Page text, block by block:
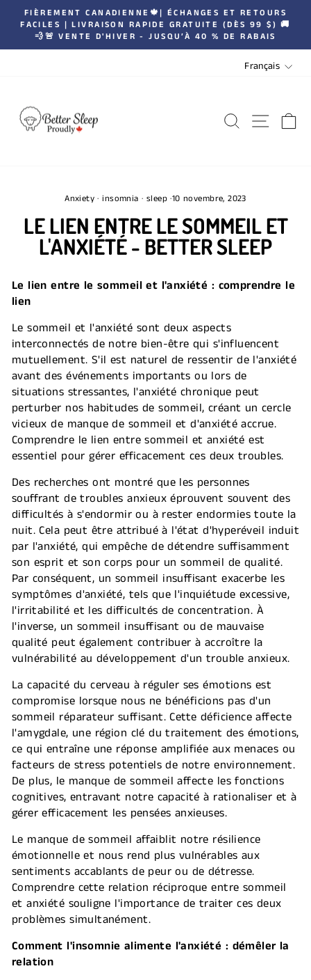
Passer
contenu
Diaporama
Pause
FIÈREMENT CANADIENNE🍁| ÉCHANGES ET RETOURS
FACILES | LIVRAISON RAPIDE GRATUITE (DÈS 99 $) 🚚
💨🚨 VENTE D'HIVER - JUSQU’À 40 % DE RABAIS
LANGUE
Français
Anxiety ·insomnia · sleep·10 novembre, 2023
LE LIEN ENTRE LE SOMMEIL ET
L'ANXIÉTÉ - BETTER SLEEP
Le lien entre le sommeil et l'anxiété : comprendre le
lien
Le sommeil et l'anxiété sont deux aspects
interconnectés de notre bien-être qui s'influencent
mutuellement. S'il est naturel de ressentir de l'anxiété
avant des événements importants ou lors de
situations stressantes, l'anxiété chronique peut
perturber nos habitudes de sommeil, créant un cercle
vicieux de manque de sommeil et d'anxiété accrue.
Comprendre le lien entre sommeil et anxiété est
essentiel pour gérer efficacement ces deux troubles.
Des recherches ont montré que les personnes
souffrant de troubles anxieux éprouvent souvent des
difficultés à s'endormir ou à rester endormies toute la
nuit. Cela peut être attribué à l'état d'hyperéveil induit
par l'anxiété, qui empêche de détendre suffisamment
son esprit et son corps pour un sommeil de qualité.
Par conséquent, un sommeil insuffisant exacerbe les
symptômes d'anxiété, tels que l'inquiétude excessive,
l'irritabilité et les difficultés de concentration. À
l'inverse, un sommeil insuffisant ou de mauvaise
qualité peut également contribuer à accroître la
vulnérabilité au développement d'un trouble anxieux.
La capacité du cerveau à réguler ses émotions est
compromise lorsque nous ne bénéficions pas d'un
sommeil réparateur suffisant. Cette déficience affecte
l'amygdale, une région clé du traitement des émotions,
ce qui entraîne une réponse amplifiée aux menaces ou
facteurs de stress potentiels de notre environnement.
De plus, le manque de sommeil affecte les fonctions
cognitives, entravant notre capacité à rationaliser et à
gérer efficacement les pensées anxieuses.
Le manque de sommeil affaiblit notre résilience
émotionnelle et nous rend plus vulnérables aux
sentiments accablants de peur ou de détresse.
Comprendre cette relation réciproque entre sommeil
et anxiété souligne l'importance de traiter ces deux
problèmes simultanément.
Comment l'insomnie alimente l'anxiété : démêler la
relation